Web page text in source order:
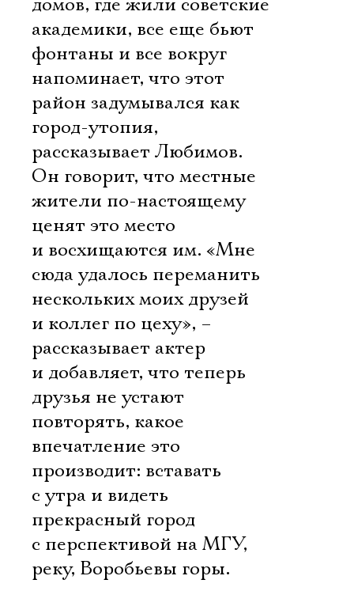
домов, где жили советские
академики, все еще бьют
фонтаны и все вокруг
напоминает, что этот
район задумывался как
город-утопия,
рассказывает Любимов.
Он говорит, что местные
жители по-настоящему
ценят это место
и восхищаются им. «Мне
сюда удалось переманить
нескольких моих друзей
и коллег по цеху», –
рассказывает актер
и добавляет, что теперь
друзья не устают
повторять, какое
впечатление это
производит: вставать
с утра и видеть
прекрасный город
с перспективой на МГУ,
реку, Воробьевы горы.